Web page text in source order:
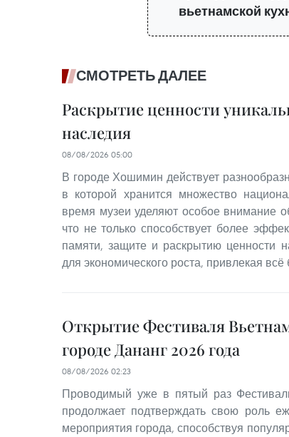
вьетнамской
СМОТРЕТЬ ДАЛЕЕ
Раскрытие ценности
наследия
08/08/2026 05:00
В городе Хошимин действует
в которой хранится множество
время музеи уделяют особое внимание
что не только способствует более
памяти, защите и раскрытию ценности
для экономического роста, привлекая
Открытие Фестиваля
городе Дананг 2026 года
08/08/2026 02:23
Проводимый уже в пятый раз
продолжает подтверждать свою роль
мероприятия города, способствуя